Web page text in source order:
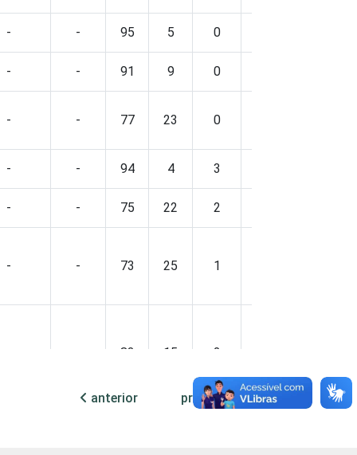
- - 95 5 0
- - 91 9 0
- - 77 23 0
- - 94 4 3
- - 75 22 2
- - 73 25 1
83 15 2
anterior próxima